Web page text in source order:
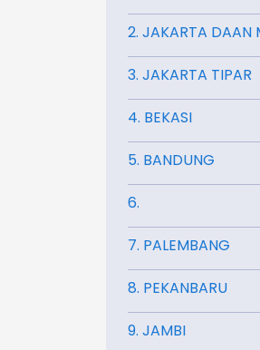
2. JAKARTA DAAN
3. JAKARTA TIPAR
4. BEKASI
5. BANDUNG
6.
7. PALEMBANG
8. PEKANBARU
9. JAMBI